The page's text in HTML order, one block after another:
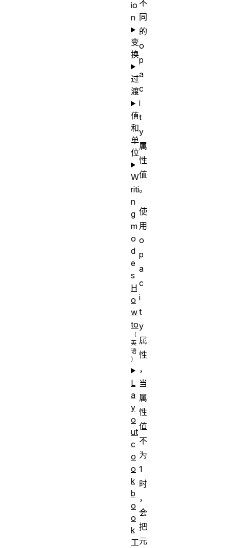
不
同
的
o
p
a
c
i
t
y
属
性
值
。
使
用
o
p
a
c
i
t
y
属
性
，
当
属
性
值
不
为
1
时
，
会
把
元
io
n
变
换
过
渡
值
和
单
位
W
riti
n
g
m
o
d
e
s
H
o
w
to
L
a
y
o
ut
c
o
o
k
b
o
o
k
工